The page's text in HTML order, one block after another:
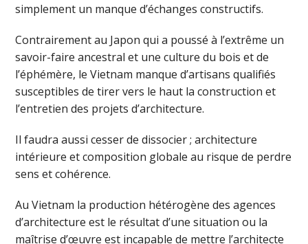
simplement un manque d’échanges constructifs.
Contrairement au Japon qui a poussé à l’extrême un
savoir-faire ancestral et une culture du bois et de
l’éphémère, le Vietnam manque d’artisans qualifiés
susceptibles de tirer vers le haut la construction et
l’entretien des projets d’architecture.
Il faudra aussi cesser de dissocier ; architecture
intérieure et composition globale au risque de perdre
sens et cohérence.
Au Vietnam la production hétérogène des agences
d’architecture est le résultat d’une situation ou la
maîtrise d’œuvre est incapable de mettre l’architecte